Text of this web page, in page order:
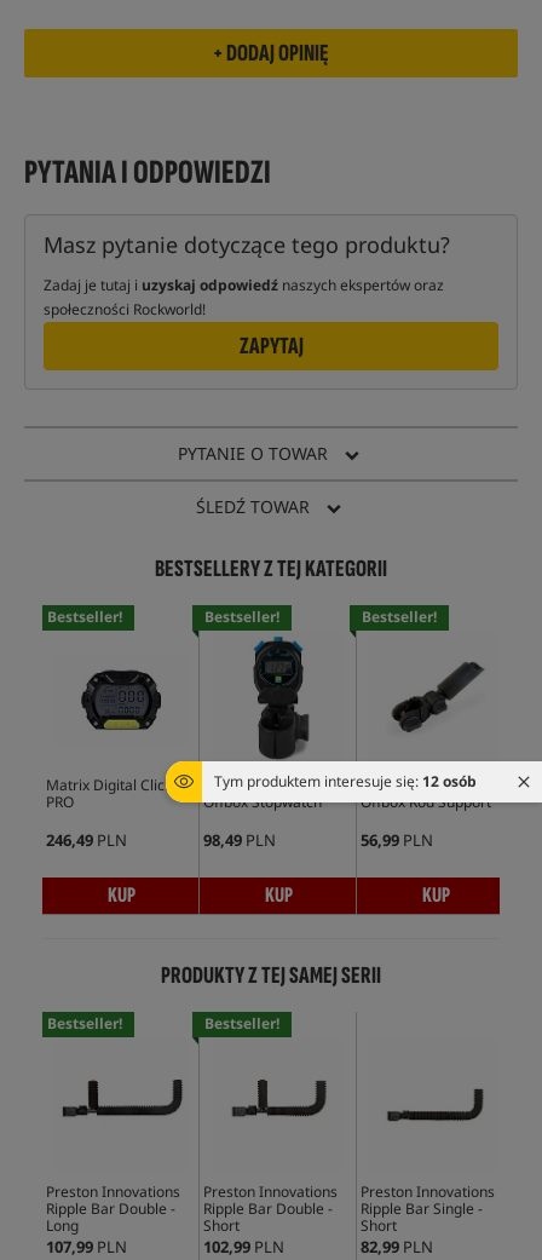
Tym produktem interesuje się: 12 osób
PYTANIA I ODPOWIEDZI
Masz pytanie dotyczące tego produktu?
Zadaj je tutaj i uzyskaj odpowiedź naszych ekspertów oraz
społeczności Rockworld!
ZAPYTAJ
PYTANIE O TOWAR
ŚLEDŹ TOWAR
BESTSELLERY Z TEJ KATEGORII
Bestseller!
Matrix Digital Clicker
PRO
246,49 PLN
KUP
Bestseller!
Preston Innovations
Offbox Stopwatch
98,49 PLN
KUP
Bestseller!
Preston Innovations
Offbox Rod Support
56,99 PLN
KUP
PRODUKTY Z TEJ SAMEJ SERII
Bestseller!
Preston Innovations
Ripple Bar Double -
Long
107,99 PLN
Bestseller!
Preston Innovations
Ripple Bar Double -
Short
102,99 PLN
Preston Innovations
Ripple Bar Single -
Short
82,99 PLN